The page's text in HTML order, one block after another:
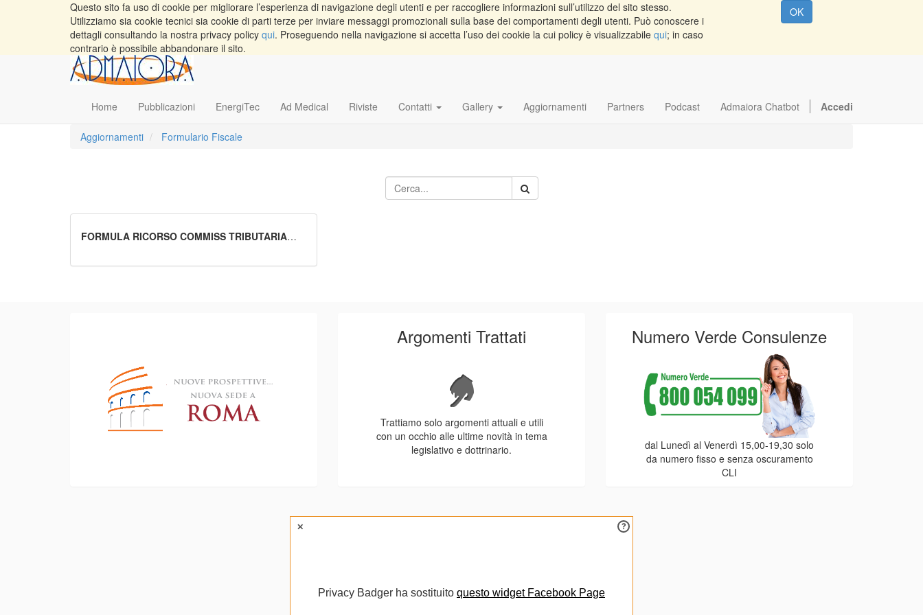
Questo sito fa uso di cookie per migliorare l’esperienza di navigazione degli utenti e per raccogliere informazioni sull’utilizzo del sito stesso.
Utilizziamo sia cookie tecnici sia cookie di parti terze per inviare messaggi promozionali sulla base dei comportamenti degli utenti. Può conoscere i
dettagli consultando la nostra privacy policy qui. Proseguendo nella navigazione si accetta l’uso dei cookie la cui policy è visualizzabile qui; in caso
contrario è possibile abbandonare il sito.
OK
Home Pubblicazioni EnergiTec Ad Medical Riviste Contatti Gallery Aggiornamenti Partners Podcast Admaiora Chatbot Accedi
Aggiornamenti Formulario Fiscale
FORMULA RICORSO COMMISS TRIBUTARIA
Argomenti Trattati
Trattiamo solo argomenti attuali e utili
con un occhio alle ultime novità in tema
legislativo e dottrinario.
Numero Verde Consulenze
dal Lunedì al Venerdì 15,00-19,30 solo
da numero fisso e senza oscuramento
CLI